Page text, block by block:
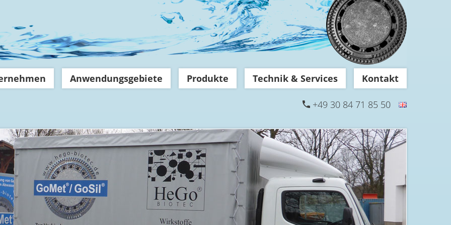
Anwendungsgebiete Produkte Technik & Services Kontakt
+49 30 84 71 85 50